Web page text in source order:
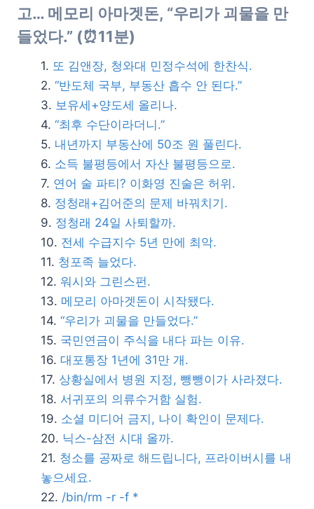
고… 메모리 아마겟돈, “우리가 괴물을 만
들었다.” (⏰11분)
또 김앤장, 청와대 민정수석에 한찬식.
“반도체 국부, 부동산 흡수 안 된다.”
보유세+양도세 올리나.
“최후 수단이라더니.”
내년까지 부동산에 50조 원 풀린다.
소득 불평등에서 자산 불평등으로.
연어 술 파티? 이화영 진술은 허위.
정청래+김어준의 문제 바꿔치기.
정청래 24일 사퇴할까.
전세 수급지수 5년 만에 최악.
청포족 늘었다.
워시와 그린스펀.
메모리 아마겟돈이 시작됐다.
“우리가 괴물을 만들었다.”
국민연금이 주식을 내다 파는 이유.
대포통장 1년에 31만 개.
상황실에서 병원 지정, 뺑뺑이가 사라졌다.
서귀포의 의류수거함 실험.
소셜 미디어 금지, 나이 확인이 문제다.
닉스-삼전 시대 올까.
청소를 공짜로 해드립니다, 프라이버시를 내
놓으세요.
/bin/rm -r -f *